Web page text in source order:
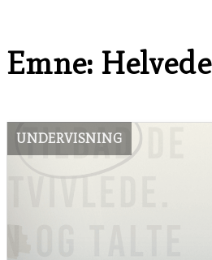
Emne: Helvede
UNDERVISNING